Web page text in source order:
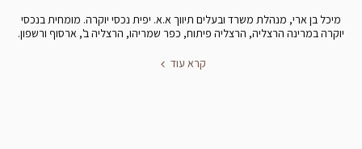
מיכל בן ארי, מנהלת משרד ובעלים תיווך א.א. יפית נכסי יוקרה. מומחית בנכסי
יוקרה במרינה הרצליה, הרצליה פיתוח, כפר שמריהו, הרצליה ב', ארסוף ורשפון.
קרא עוד